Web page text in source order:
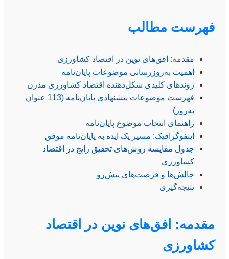
فهرست مطالب
مقدمه: افق‌های نوین در اقتصاد کشاورزی
اهمیت به‌روزرسانی موضوعات پایان‌نامه
روندهای کلیدی شکل‌دهنده اقتصاد کشاورزی مدرن
فهرست موضوعات پیشنهادی پایان‌نامه (113 عنوان
به‌روز)
راهنمای انتخاب موضوع پایان‌نامه
اینفوگرافیک: مسیر یک ایده به پایان‌نامه موفق
جدول مقایسه روش‌های تحقیق رایج در اقتصاد
کشاورزی
چالش‌ها و فرصت‌های پیش‌رو
نتیجه‌گیری
مقدمه: افق‌های نوین در اقتصاد
کشاورزی